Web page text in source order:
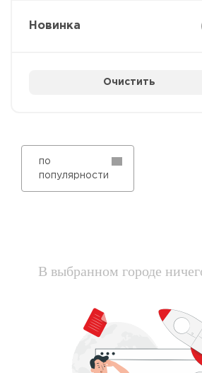
Новинка
Очистить
по
популярности
В выбранном городе